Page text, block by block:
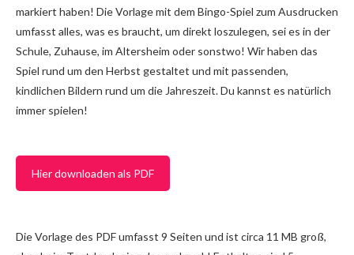
markiert haben! Die Vorlage mit dem Bingo-Spiel zum Ausdrucken
umfasst alles, was es braucht, um direkt loszulegen, sei es in der
Schule, Zuhause, im Altersheim oder sonstwo! Wir haben das
Spiel rund um den Herbst gestaltet und mit passenden,
kindlichen Bildern rund um die Jahreszeit. Du kannst es natürlich
immer spielen!
Hier downloaden als PDF
Die Vorlage des PDF umfasst 9 Seiten und ist circa 11 MB groß,